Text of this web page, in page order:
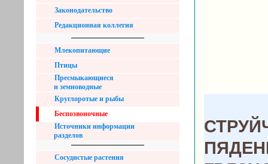
Законодательство
Редакционная коллегия
Млекопитающие
Птицы
Пресмыкающиеся
и земноводные
Круглоротые и рыбы
Беспозвоночные
Источники информации
разделов
Сосудистые растения